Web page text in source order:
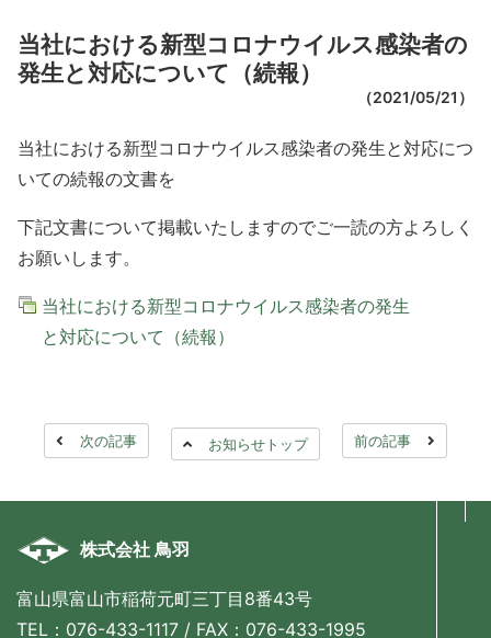
当社における新型コロナウイルス感染者の
発生と対応について（続報）
（2021/05/21 ）
当社における新型コロナウイルス感染者の発生と対応につ
いての続報の文書を
下記文書について掲載いたしますのでご一読の方よろしく
お願いします。
当社における新型コロナウイルス感染者の発生
と対応について（続報）
次の記事 お知らせトップ 前の記事
株式会社 鳥羽
富山県富山市稲荷元町三丁目8番43号
TEL：076-433-1117 / FAX：076-433-1995